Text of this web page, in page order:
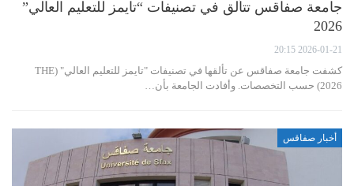
جامعة صفاقس تتألق في تصنيفات “تايمز للتعليم العالي”
2026
2026-01-21 20:15
كشفت جامعة صفاقس عن تألقها في تصنيفات "تايمز للتعليم العالي" (THE
2026) حسب التخصصات. وأفادت الجامعة بأن…
أخبار صفاقس